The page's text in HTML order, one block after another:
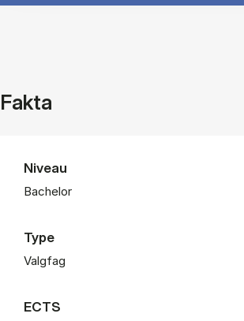
Fakta
Niveau
Bachelor
Type
Valgfag
ECTS